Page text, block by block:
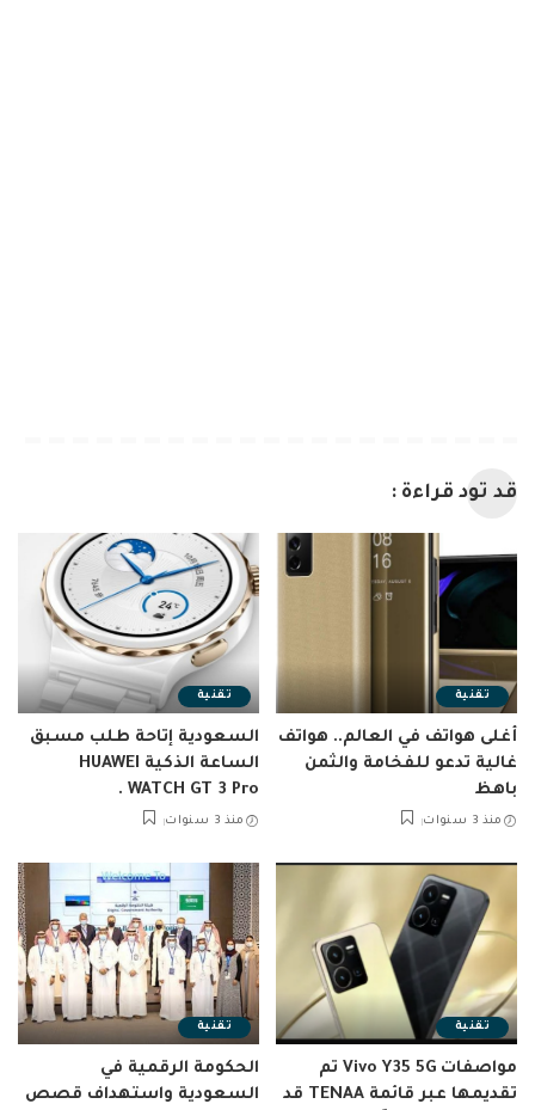
قد تود قراءة :
تقنية
أغلى هواتف في العالم.. هواتف
غالية تدعو للفخامة والثمن
باهظ
منذ 3 سنوات
تقنية
السعودية إتاحة طلب مسبق
الساعة الذكية HUAWEI
WATCH GT 3 Pro .
منذ 3 سنوات
تقنية
مواصفات Vivo Y35 5G تم
تقديمها عبر قائمة TENAA قد
تقنية
الحكومة الرقمية في
السعودية واستهداف قصص